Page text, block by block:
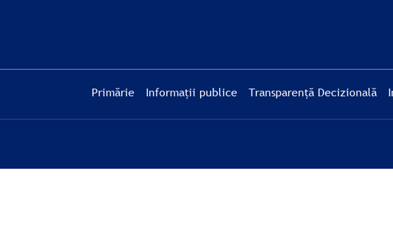
Primărie Informații publice Transparență Decizională